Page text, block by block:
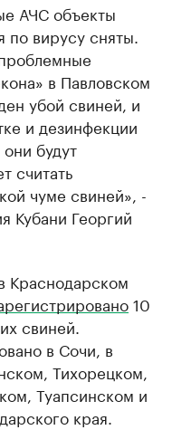
АЧС объекты
по вирусу сняты.
в Павловском
убой свиней, и
и дезинфекции
будут
считать
чуме свиней», -
Кубани Георгий
Краснодарском
10
свиней.
в Сочи, в
Тихорецком,
Туапсинском и
края.